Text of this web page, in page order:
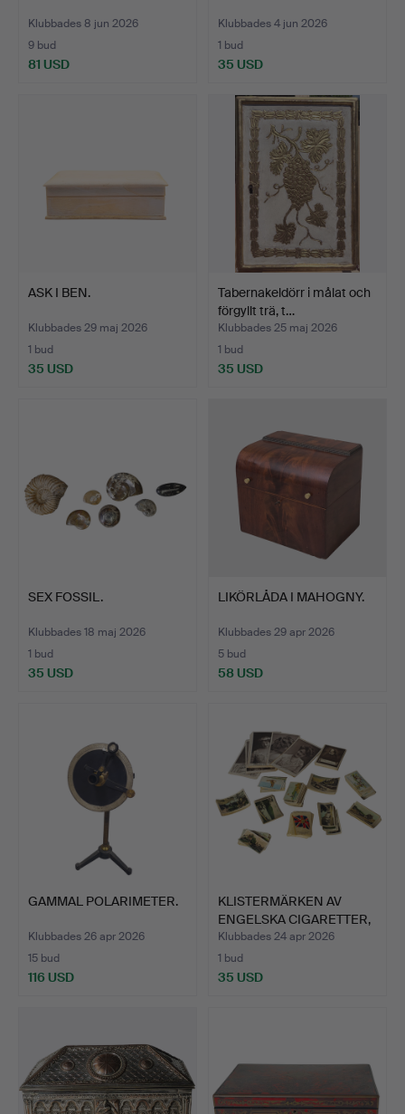
Klubbades 8 jun 2026
9 bud
81 USD
Klubbades 4 jun 2026
1 bud
35 USD
ASK I BEN.
Klubbades 29 maj 2026
1 bud
35 USD
Tabernakeldörr i målat och
förgyllt trä, t…
Klubbades 25 maj 2026
1 bud
35 USD
SEX FOSSIL.
Klubbades 18 maj 2026
1 bud
35 USD
LIKÖRLÅDA I MAHOGNY.
Klubbades 29 apr 2026
5 bud
58 USD
GAMMAL POLARIMETER.
Klubbades 26 apr 2026
15 bud
116 USD
KLISTERMÄRKEN AV
ENGELSKA CIGARETTER,
SAML…
Klubbades 24 apr 2026
1 bud
35 USD